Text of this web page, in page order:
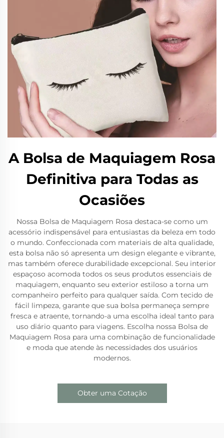
A Bolsa de Maquiagem Rosa
Definitiva para Todas as
Ocasiões
Nossa Bolsa de Maquiagem Rosa destaca-se como um
acessório indispensável para entusiastas da beleza em todo
o mundo. Confeccionada com materiais de alta qualidade,
esta bolsa não só apresenta um design elegante e vibrante,
mas também oferece durabilidade excepcional. Seu interior
espaçoso acomoda todos os seus produtos essenciais de
maquiagem, enquanto seu exterior estiloso a torna um
companheiro perfeito para qualquer saída. Com tecido de
fácil limpeza, garante que sua bolsa permaneça sempre
fresca e atraente, tornando-a uma escolha ideal tanto para
uso diário quanto para viagens. Escolha nossa Bolsa de
Maquiagem Rosa para uma combinação de funcionalidade
e moda que atende às necessidades dos usuários
modernos.
Obter uma Cotação